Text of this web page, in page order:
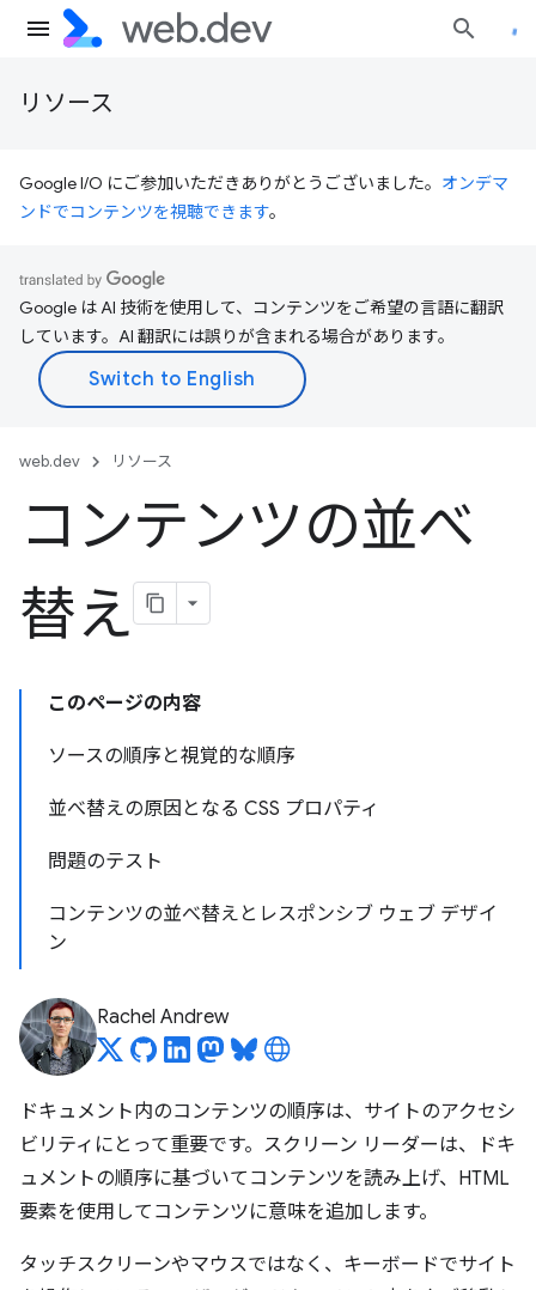
リソース
Google I/O にご参加いただきありがとうございました。 オンデマ
ンドでコンテンツを視聴できます。
Google は AI 技術を使用して、コンテンツをご希望の言語に翻訳
しています。AI 翻訳には誤りが含まれる場合があります。
web.dev リソース
コンテンツの並べ
替え
このページの内容
ソースの順序と視覚的な順序
並べ替えの原因となる CSS プロパティ
問題のテスト
コンテンツの並べ替えとレスポンシブ ウェブ デザイ
ン
Rachel Andrew
ドキュメント内のコンテンツの順序は、サイトのアクセシ
ビリティにとって重要です。スクリーン リーダーは、ドキ
ュメントの順序に基づいてコンテンツを読み上げ、HTML
要素を使用してコンテンツに意味を追加します。
タッチスクリーンやマウスではなく、キーボードでサイト